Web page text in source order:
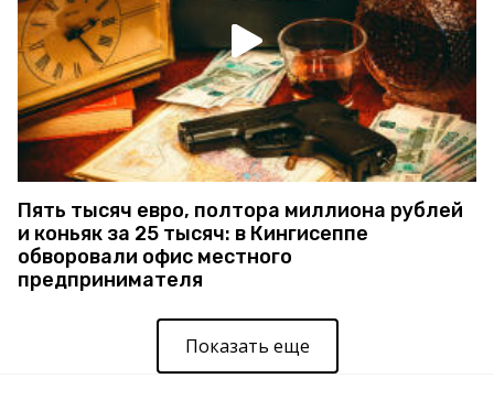
Пять тысяч евро, полтора миллиона рублей
и коньяк за 25 тысяч: в Кингисеппе
обворовали офис местного
предпринимателя
Показать еще